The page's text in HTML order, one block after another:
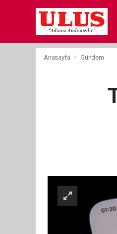
Anasayfa Gündem